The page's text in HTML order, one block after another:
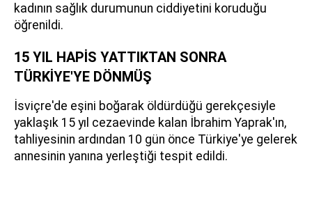
kadının sağlık durumunun ciddiyetini koruduğu
öğrenildi.
15 YIL HAPİS YATTIKTAN SONRA
TÜRKİYE'YE DÖNMÜŞ
İsviçre'de eşini boğarak öldürdüğü gerekçesiyle
yaklaşık 15 yıl cezaevinde kalan İbrahim Yaprak'ın,
tahliyesinin ardından 10 gün önce Türkiye'ye gelerek
annesinin yanına yerleştiği tespit edildi.